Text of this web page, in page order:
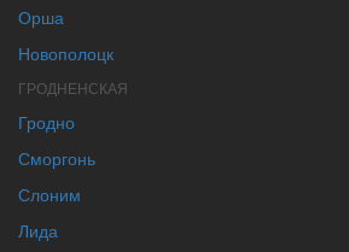
Орша
Новополоцк
ГРОДНЕНСКАЯ
Гродно
Сморгонь
Слоним
Лида